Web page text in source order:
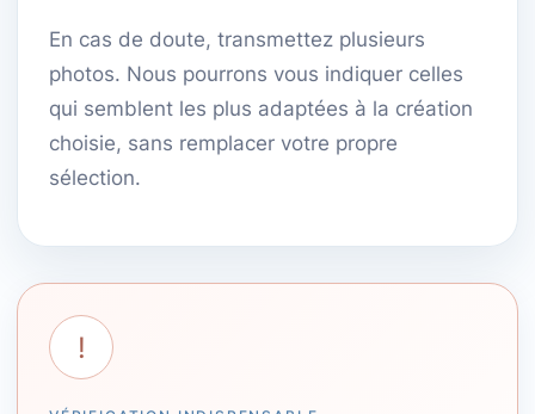
En cas de doute, transmettez plusieurs
photos. Nous pourrons vous indiquer celles
qui semblent les plus adaptées à la création
choisie, sans remplacer votre propre
sélection.
!